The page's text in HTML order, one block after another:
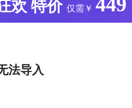
欢 特价 仅需￥ 449
法导入